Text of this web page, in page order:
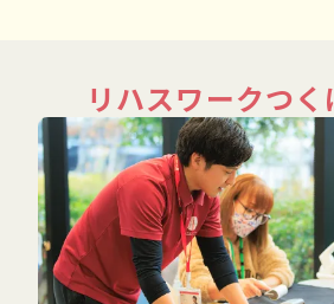
リハスワークつ